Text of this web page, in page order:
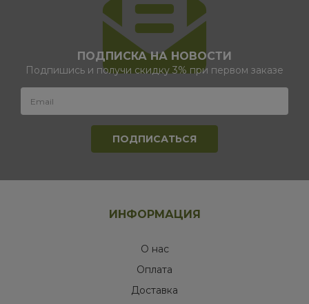
ПОДПИСКА НА НОВОСТИ
Подпишись и получи скидку 3% при первом заказе
ИНФОРМАЦИЯ
О нас
Оплата
Доставка